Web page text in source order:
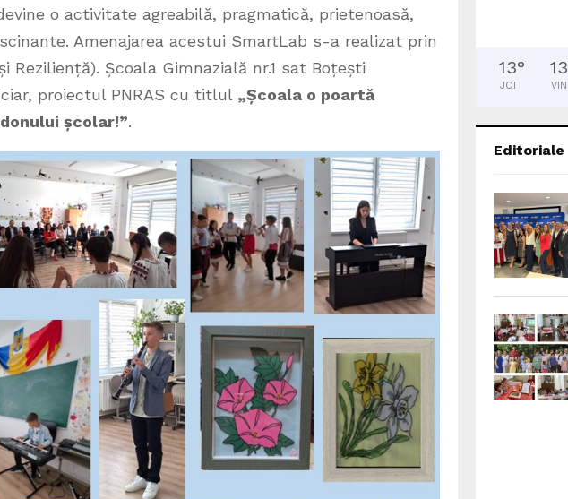
o activitate agreabilă, pragmatică, prietenoasă,
Amenajarea acestui SmartLab s-a realizat prin
Reziliență). Școala Gimnazială nr.1 sat Boțești
proiectul PNRAS cu titlul „Școala o poartă
școlar!”.
13°
JOI
13
VIN
Editoriale